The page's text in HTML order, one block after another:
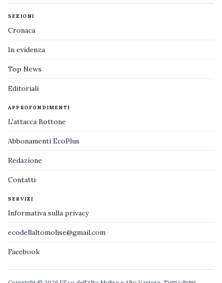
SEZIONI
Cronaca
In evidenza
Top News
Editoriali
APPROFONDIMENTI
L'attacca Bottone
Abbonamenti EcoPlus
Redazione
Contatti
SERVIZI
Informativa sulla privacy
ecodellaltomolise@gmail.com
Facebook